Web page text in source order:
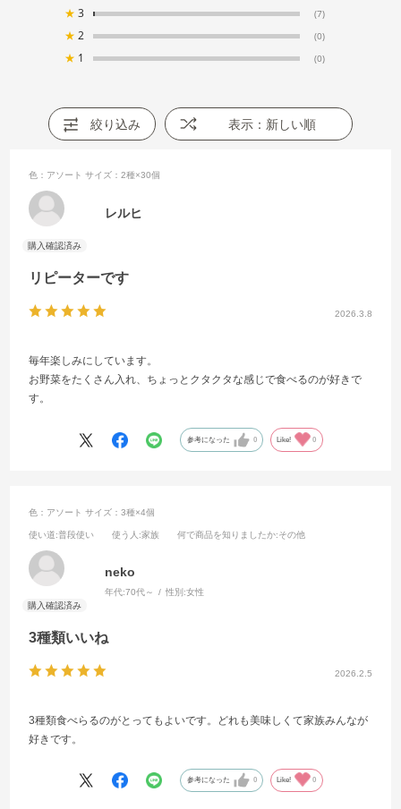
★ 3 (7)
★ 2 (0)
★ 1 (0)
絞り込み 表示：新しい順
2026.3.8
リピーターです
色：アソート サイズ：2種×30個
レルヒ
毎年楽しみにしています。
お野菜をたくさん入れ、ちょっとクタクタな感じで食べるのが好きで
す。
参考になった 0 Like! 0
2026.2.5
3種類いいね
色：アソート サイズ：3種×4個
使い道:普段使い 使う人 :家族 何で商品を知りましたか:その他
neko
年代:70代～ 性別:女性
3種類食べらるのがとってもよいです。どれも美味しくて家族みんなが
好きです。
参考になった 0 Like! 0